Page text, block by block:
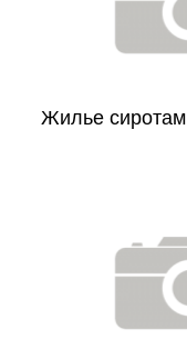
Жилье сиротам